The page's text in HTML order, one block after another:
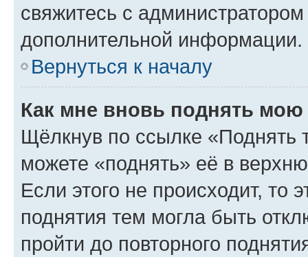
свяжитесь с
дополнительной информации.
Вернуться к началу
Как мне вновь поднять мою
Щёлкнув по ссылке «Поднять
можете «поднять» её в
Если этого не происходит, то
поднятия тем могла быть
пройти до повторного